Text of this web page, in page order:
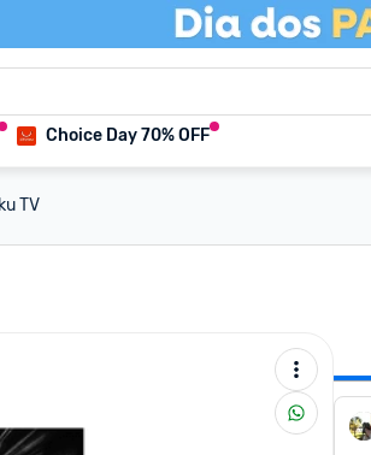
Choice Day 70% OFF
TV